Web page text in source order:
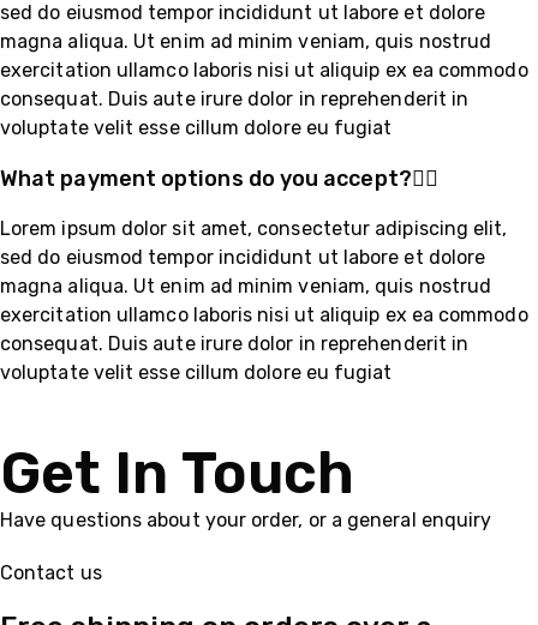
sed do eiusmod tempor incididunt ut labore et dolore
magna aliqua. Ut enim ad minim veniam, quis nostrud
exercitation ullamco laboris nisi ut aliquip ex ea commodo
consequat. Duis aute irure dolor in reprehenderit in
voluptate velit esse cillum dolore eu fugiat
What payment options do you accept?
Lorem ipsum dolor sit amet, consectetur adipiscing elit,
sed do eiusmod tempor incididunt ut labore et dolore
magna aliqua. Ut enim ad minim veniam, quis nostrud
exercitation ullamco laboris nisi ut aliquip ex ea commodo
consequat. Duis aute irure dolor in reprehenderit in
voluptate velit esse cillum dolore eu fugiat
Get In Touch
Have questions about your order, or a general enquiry
Contact us